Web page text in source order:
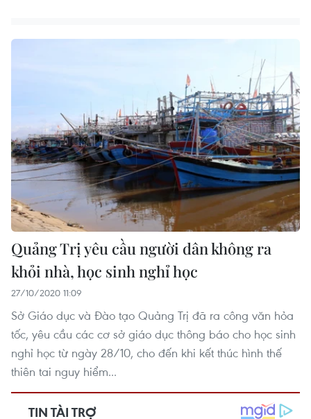
Quảng Trị yêu cầu người dân không ra
khỏi nhà, học sinh nghỉ học
27/10/2020 11:09
Sở Giáo dục và Đào tạo Quảng Trị đã ra công văn hỏa
tốc, yêu cầu các cơ sở giáo dục thông báo cho học sinh
nghỉ học từ ngày 28/10, cho đến khi kết thúc hình thế
thiên tai nguy hiểm...